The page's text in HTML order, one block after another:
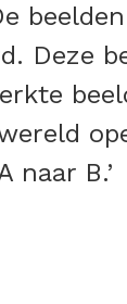
Deze
B.’